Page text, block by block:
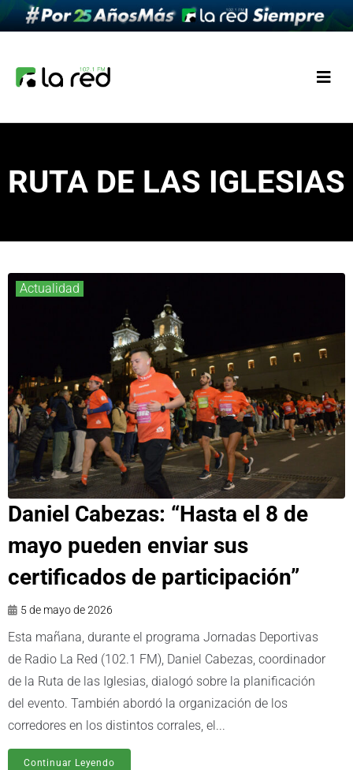
RUTA DE LAS IGLESIAS
Actualidad
Daniel Cabezas: “Hasta el 8 de
mayo pueden enviar sus
certificados de participación”
5 de mayo de 2026
Esta mañana, durante el programa Jornadas Deportivas
de Radio La Red (102.1 FM), Daniel Cabezas, coordinador
de la Ruta de las Iglesias, dialogó sobre la planificación
del evento. También abordó la organización de los
corredores en los distintos corrales, el...
Continuar Leyendo